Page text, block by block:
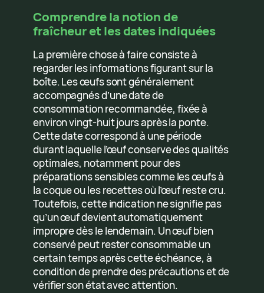
Comprendre la notion de
fraîcheur et les dates indiquées
La première chose à faire consiste à
regarder les informations figurant sur la
boîte. Les œufs sont généralement
accompagnés d’une date de
consommation recommandée, fixée à
environ vingt-huit jours après la ponte.
Cette date correspond à une période
durant laquelle l’œuf conserve des qualités
optimales, notamment pour des
préparations sensibles comme les œufs à
la coque ou les recettes où l’œuf reste cru.
Toutefois, cette indication ne signifie pas
qu’un œuf devient automatiquement
impropre dès le lendemain. Un œuf bien
conservé peut rester consommable un
certain temps après cette échéance, à
condition de prendre des précautions et de
vérifier son état avec attention.